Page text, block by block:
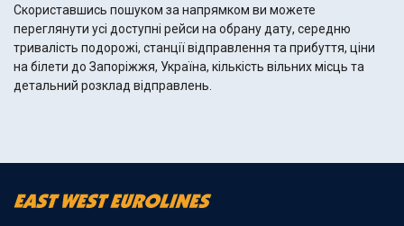
Скориставшись пошуком за напрямком ви можете
переглянути усі доступні рейси на обрану дату, середню
тривалість подорожі, станції відправлення та прибуття, ціни
на білети до Запоріжжя, Україна, кількість вільних місць та
детальний розклад відправлень.